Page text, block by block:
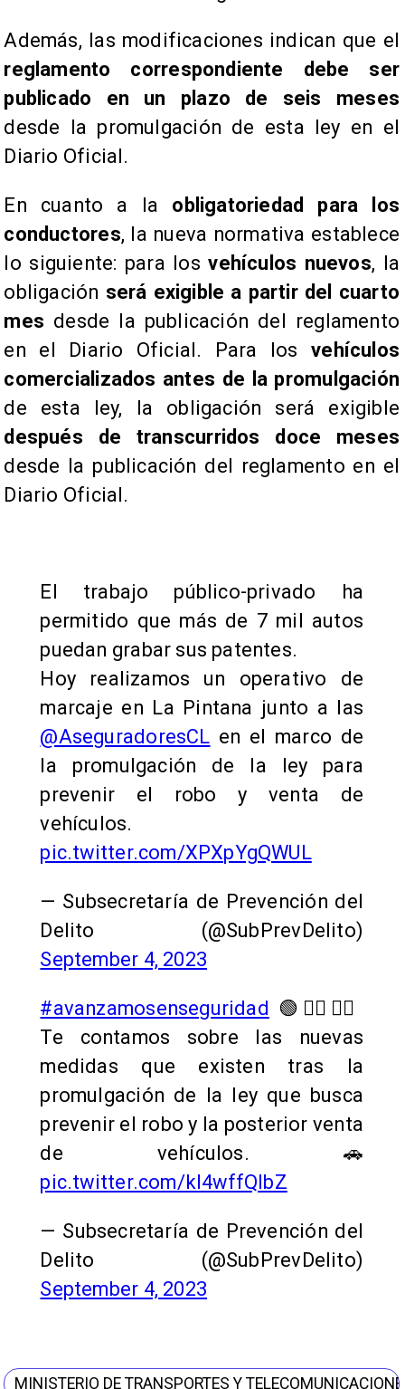
Además, las modificaciones indican que el
reglamento correspondiente debe ser
publicado en un plazo de seis meses
desde la promulgación de esta ley en el
Diario Oficial.
En cuanto a la obligatoriedad para los
conductores, la nueva normativa establece
lo siguiente: para losvehículos nuevos, la
obligación será exigible a partir del cuarto
mes desde la publicación del reglamento
en el Diario Oficial. Para losvehículos
comercializados antes de la promulgación
de esta ley, la obligación será exigible
después de transcurridos doce meses
desde la publicación del reglamento en el
Diario Oficial.
El trabajo público-privado ha
permitido que más de 7 mil autos
puedan grabar sus patentes.
Hoy realizamos un operativo de
marcaje en La Pintana junto a las
@AseguradoresCL en el marco de
la promulgación de la ley para
prevenir el robo y venta de
vehículos.
pic.twitter.com/XPXpYgQWUL
— Subsecretaría de Prevención del
Delito (@SubPrevDelito)
September 4, 2023
#avanzamosenseguridad 🟢👇🏻👇🏻
Te contamos sobre las nuevas
medidas que existen tras la
promulgación de la ley que busca
prevenir el robo y la posterior venta
de vehículos. 🚗
pic.twitter.com/kI4wffQIbZ
— Subsecretaría de Prevención del
Delito (@SubPrevDelito)
September 4, 2023
MINISTERIO DE TRANSPORTES Y